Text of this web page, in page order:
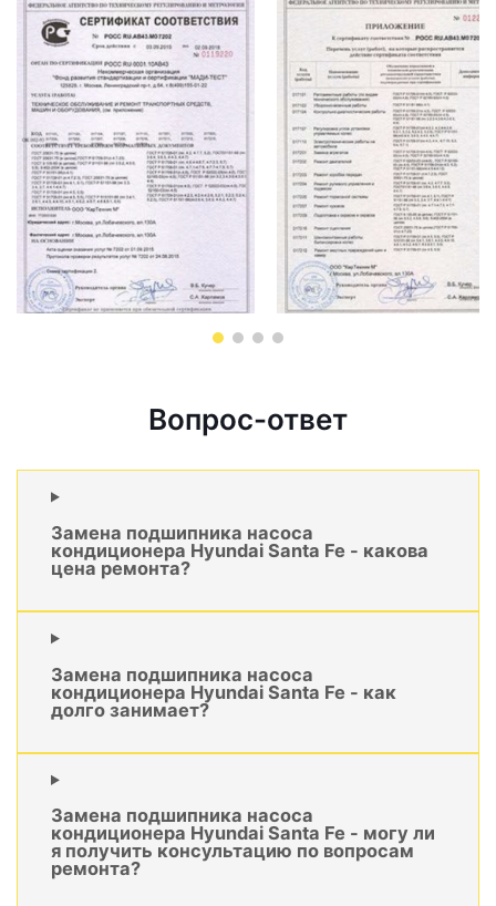
Вопрос-ответ
Замена подшипника насоса
кондиционера Hyundai Santa Fe - какова
цена ремонта?
Замена подшипника насоса
кондиционера Hyundai Santa Fe - как
долго занимает?
Замена подшипника насоса
кондиционера Hyundai Santa Fe - могу ли
я получить консультацию по вопросам
ремонта?